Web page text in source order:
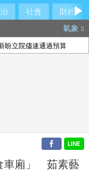
社會
財經
氣象
盼立院儘速通過預算
車廂」 茹素藝